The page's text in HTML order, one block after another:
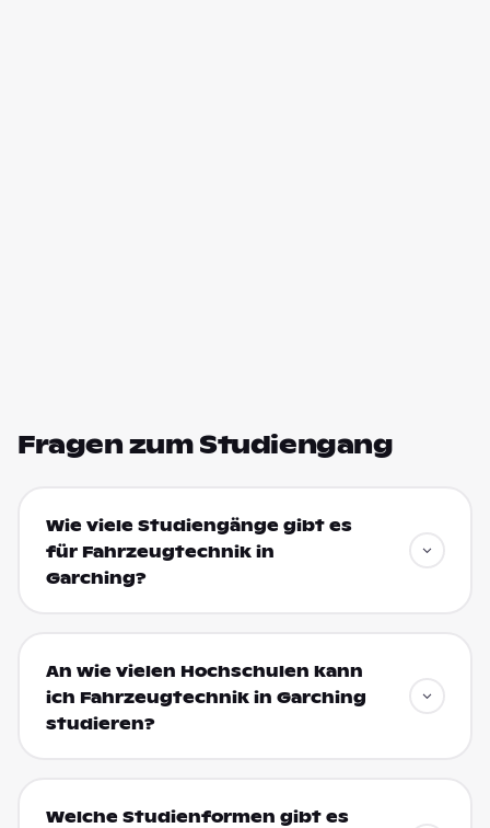
Fragen zum Studiengang
Wie viele Studiengänge gibt es
für Fahrzeugtechnik in
Garching?
An wie vielen Hochschulen kann
ich Fahrzeugtechnik in Garching
studieren?
Welche Studienformen gibt es